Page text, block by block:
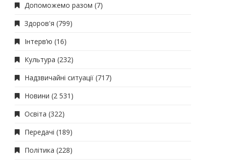
Допоможемо разом (7)
Здоров'я (799)
Інтерв’ю (16)
Культура (232)
Надзвичайні ситуації (717)
Новини (2 531)
Освіта (322)
Передачі (189)
Політика (228)